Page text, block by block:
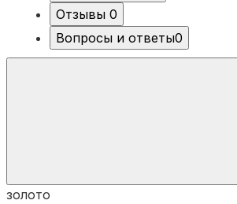
Отзывы 0
Вопросы и ответы0
золото